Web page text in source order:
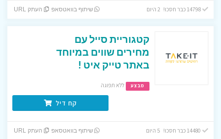
14798 כבר חסכו! 2 היום שיתוף בוואטסאפ העתק URL
קטגוריית סייל עם
מחירים שווים במיוחד
באתר טייק איט !
מבצע ללא תפוגה
קח דיל
שיתוף בוואטסאפ העתק URL